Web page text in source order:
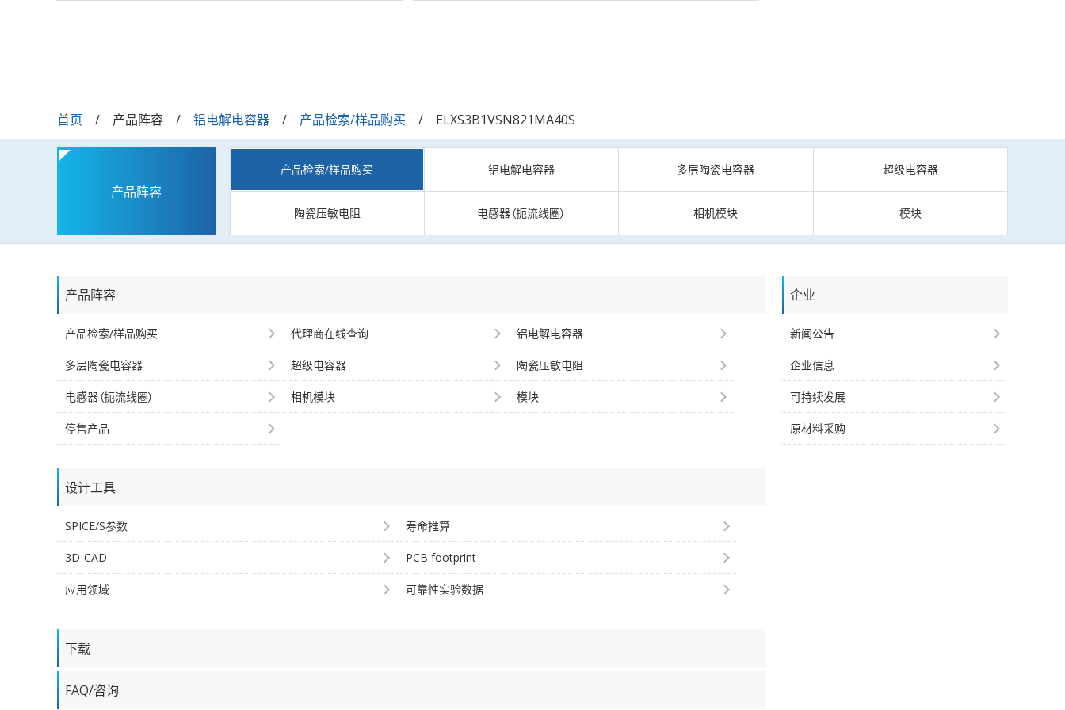
首页 产品阵容 铝电解电容器 产品检索/样品购买 ELXS3B1VSN821MA40S
产品阵容
产品检索/样品购买 铝电解电容器 多层陶瓷电容器 超级电容器
陶瓷压敏电阻 电感器（扼流线圈） 相机模块 模块
产品阵容
产品检索/样品购买 代理商在线查询 铝电解电容器
多层陶瓷电容器 超级电容器 陶瓷压敏电阻
电感器（扼流线圈） 相机模块 模块
停售产品
设计工具
SPICE/S参数 寿命推算
3D-CAD PCB footprint
应用领域 可靠性实验数据
下载
FAQ/咨询
企业
新闻公告
企业信息
可持续发展
原材料采购